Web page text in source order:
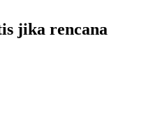
jika rencana